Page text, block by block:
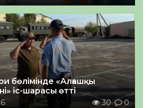
бөлімінде «Алғашқы
іс-шарасы өтті
30 0